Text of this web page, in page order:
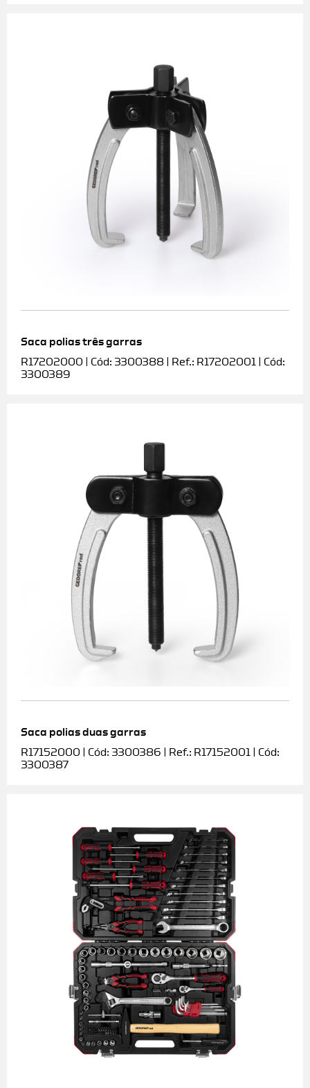
Saca polias três garras
R17202000 | Cód: 3300388 | Ref.: R17202001 | Cód:
3300389
Saca polias duas garras
R17152000 | Cód: 3300386 | Ref.: R17152001 | Cód:
3300387